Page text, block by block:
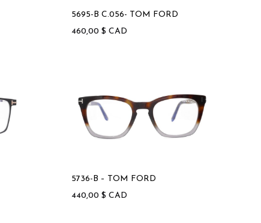
5695-B C.056- TOM FORD
460,00 $ CAD
5736-B – TOM FORD
440,00 $ CAD